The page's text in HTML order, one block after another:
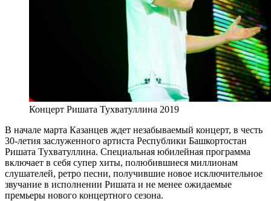
Концерт Ришата Тухватуллина 2019
В начале марта Казанцев ждет незабываемый концерт, в честь
30-летия заслуженного артиста Республики Башкортостан
Ришата Тухватуллина. Специальная юбилейная программа
включает в себя супер хиты, полюбившиеся миллионам
слушателей, ретро песни, получившие новое исключительное
звучание в исполнении Ришата и не менее ожидаемые
премьеры нового концертного сезона.